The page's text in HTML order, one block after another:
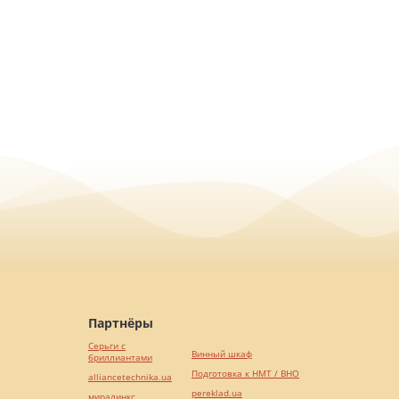
Партнёры
Серьги с
бриллиантами
alliancetechnika.ua
миралинкс
Винный шкаф
Подготовка к НМТ / ВНО
pereklad.ua